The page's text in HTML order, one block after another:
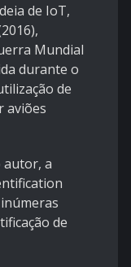
de IoT,
Mundial
durante o
de
aviões
autor, a
de